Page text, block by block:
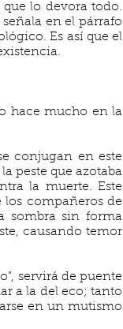
lo devora todo.
en el párrafo
Es así que el
hace mucho en la
conjugan en este
peste que azotaba
la muerte. Este
compañeros de
sombra sin forma
causando temor
servirá de puente
a la del eco; tanto
en un mutismo